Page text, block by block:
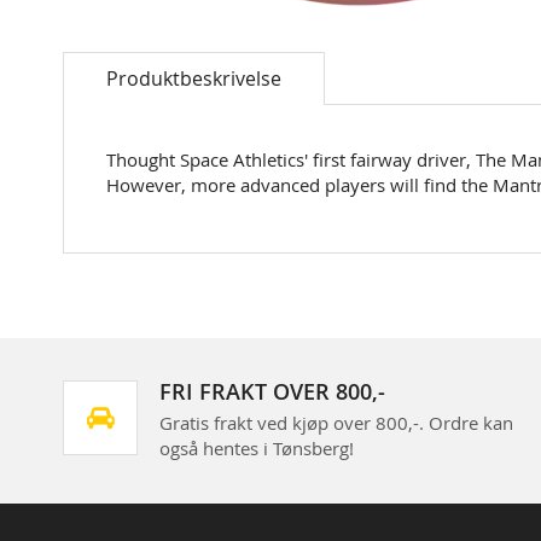
to
images
Produktbeskrivelse
Thought Space Athletics' first fairway driver, The
However, more advanced players will find the
FRI FRAKT OVER 800,-
Gratis frakt ved kjøp over 800,-. Ordre kan
også hentes i Tønsberg!